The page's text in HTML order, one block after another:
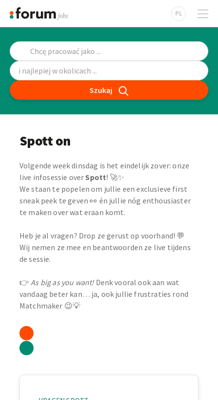
PL
Szukaj
Spott on
Volgende week dinsdag is het eindelijk zover: onze
live infosessie over Spott! 🚀✨
We staan te popelen om jullie een exclusieve first
sneak peek te geven 👀 én jullie nóg enthousiaster
te maken over wat eraan komt.
Heb je al vragen? Drop ze gerust op voorhand! 💬
Wij nemen ze mee en beantwoorden ze live tijdens
de sessie.
👉As big as you want!Denk vooral ook aan wat
vandaag beter kan… ja, ook jullie frustraties rond
Matchmaker 😉💡